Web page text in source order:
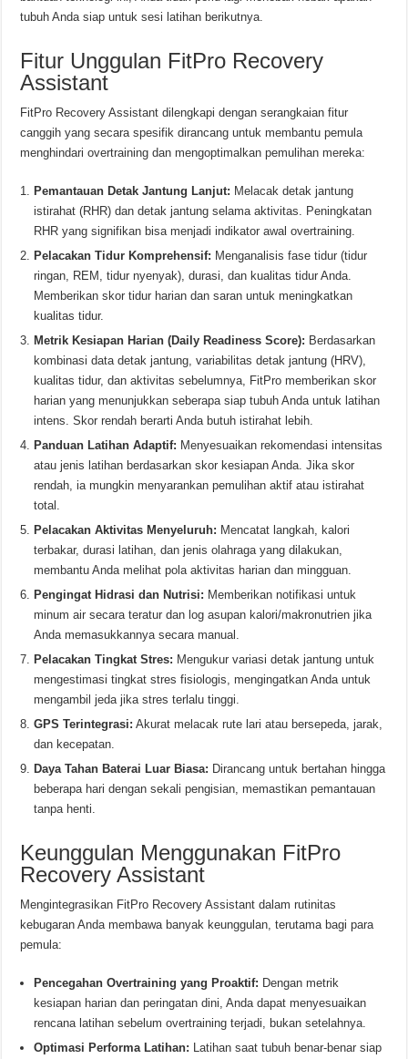
tubuh Anda siap untuk sesi latihan berikutnya.
Fitur Unggulan FitPro Recovery
Assistant
FitPro Recovery Assistant dilengkapi dengan serangkaian fitur
canggih yang secara spesifik dirancang untuk membantu pemula
menghindari overtraining dan mengoptimalkan pemulihan mereka:
Pemantauan Detak Jantung Lanjut: Melacak detak jantung
istirahat (RHR) dan detak jantung selama aktivitas. Peningkatan
RHR yang signifikan bisa menjadi indikator awal overtraining.
Pelacakan Tidur Komprehensif: Menganalisis fase tidur (tidur
ringan, REM, tidur nyenyak), durasi, dan kualitas tidur Anda.
Memberikan skor tidur harian dan saran untuk meningkatkan
kualitas tidur.
Metrik Kesiapan Harian (Daily Readiness Score): Berdasarkan
kombinasi data detak jantung, variabilitas detak jantung (HRV),
kualitas tidur, dan aktivitas sebelumnya, FitPro memberikan skor
harian yang menunjukkan seberapa siap tubuh Anda untuk latihan
intens. Skor rendah berarti Anda butuh istirahat lebih.
Panduan Latihan Adaptif: Menyesuaikan rekomendasi intensitas
atau jenis latihan berdasarkan skor kesiapan Anda. Jika skor
rendah, ia mungkin menyarankan pemulihan aktif atau istirahat
total.
Pelacakan Aktivitas Menyeluruh: Mencatat langkah, kalori
terbakar, durasi latihan, dan jenis olahraga yang dilakukan,
membantu Anda melihat pola aktivitas harian dan mingguan.
Pengingat Hidrasi dan Nutrisi: Memberikan notifikasi untuk
minum air secara teratur dan log asupan kalori/makronutrien jika
Anda memasukkannya secara manual.
Pelacakan Tingkat Stres: Mengukur variasi detak jantung untuk
mengestimasi tingkat stres fisiologis, mengingatkan Anda untuk
mengambil jeda jika stres terlalu tinggi.
GPS Terintegrasi: Akurat melacak rute lari atau bersepeda, jarak,
dan kecepatan.
Daya Tahan Baterai Luar Biasa: Dirancang untuk bertahan hingga
beberapa hari dengan sekali pengisian, memastikan pemantauan
tanpa henti.
Keunggulan Menggunakan FitPro
Recovery Assistant
Mengintegrasikan FitPro Recovery Assistant dalam rutinitas
kebugaran Anda membawa banyak keunggulan, terutama bagi para
pemula:
Pencegahan Overtraining yang Proaktif: Dengan metrik
kesiapan harian dan peringatan dini, Anda dapat menyesuaikan
rencana latihan sebelum overtraining terjadi, bukan setelahnya.
Optimasi Performa Latihan: Latihan saat tubuh benar-benar siap